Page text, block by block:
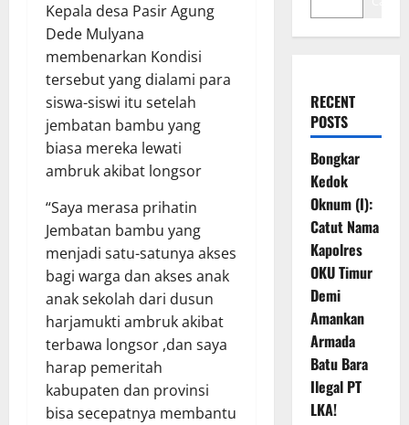
Kepala desa Pasir Agung
Dede Mulyana
membenarkan Kondisi
tersebut yang dialami para
siswa-siswi itu setelah
jembatan bambu yang
biasa mereka lewati
ambruk akibat longsor
“Saya merasa prihatin
Jembatan bambu yang
menjadi satu-satunya akses
bagi warga dan akses anak
anak sekolah dari dusun
harjamukti ambruk akibat
terbawa longsor ,dan saya
harap pemeritah
kabupaten dan provinsi
bisa secepatnya membantu
RECENT
POSTS
Bongkar
Kedok
Oknum (I):
Catut Nama
Kapolres
OKU Timur
Demi
Amankan
Armada
Batu Bara
Ilegal PT
LKA!